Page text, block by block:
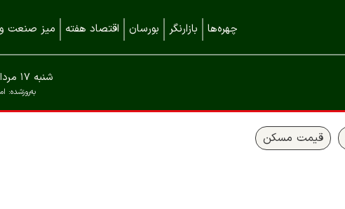
چهره‌ها بازارنگر بورسان اقتصاد هفته میز صنعت
به‌روزشده:
شنبه ۱۷ مرداد ۱۴۰۵
قیمت مسکن